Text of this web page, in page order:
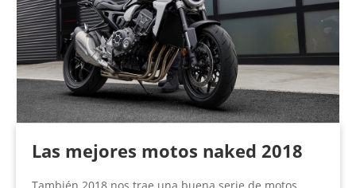
Las mejores motos naked 2018